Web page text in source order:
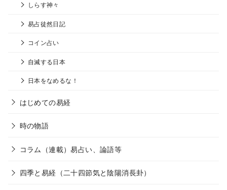
しらす神々
易占徒然日記
コイン占い
自滅する日本
日本をなめるな！
はじめての易経
時の物語
コラム（連載）易占い、論語等
四季と易経（二十四節気と陰陽消長卦）